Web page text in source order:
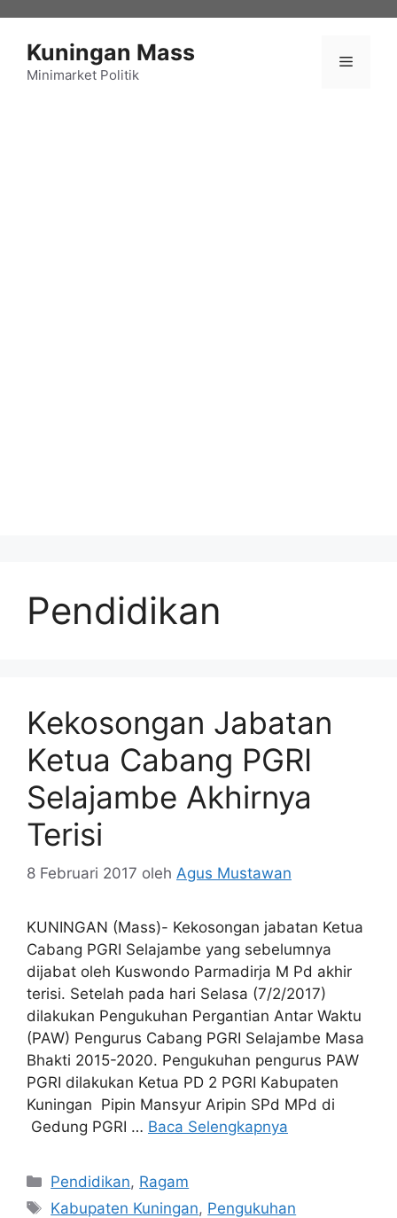
Kuningan Mass
Minimarket Politik
Menu
Pendidikan
Kekosongan Jabatan
Ketua Cabang PGRI
Selajambe Akhirnya
Terisi
8 Februari 2017 oleh Agus Mustawan
KUNINGAN (Mass)- Kekosongan jabatan Ketua
Cabang PGRI Selajambe yang sebelumnya
dijabat oleh Kuswondo Parmadirja M Pd akhir
terisi. Setelah pada hari Selasa (7/2/2017)
dilakukan Pengukuhan Pergantian Antar Waktu
(PAW) Pengurus Cabang PGRI Selajambe Masa
Bhakti 2015-2020. Pengukuhan pengurus PAW
PGRI dilakukan Ketua PD 2 PGRI Kabupaten
Kuningan Pipin Mansyur Aripin SPd MPd di
Gedung PGRI … Baca Selengkapnya
Kategori
Pendidikan, Ragam
Tag
Kabupaten Kuningan, Pengukuhan